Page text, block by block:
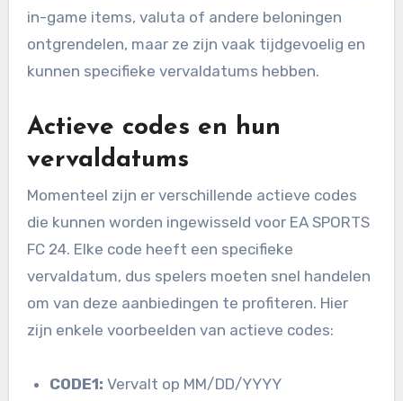
in-game items, valuta of andere beloningen
ontgrendelen, maar ze zijn vaak tijdgevoelig en
kunnen specifieke vervaldatums hebben.
Actieve codes en hun
vervaldatums
Momenteel zijn er verschillende actieve codes
die kunnen worden ingewisseld voor EA SPORTS
FC 24. Elke code heeft een specifieke
vervaldatum, dus spelers moeten snel handelen
om van deze aanbiedingen te profiteren. Hier
zijn enkele voorbeelden van actieve codes:
CODE1: Vervalt op MM/DD/YYYY